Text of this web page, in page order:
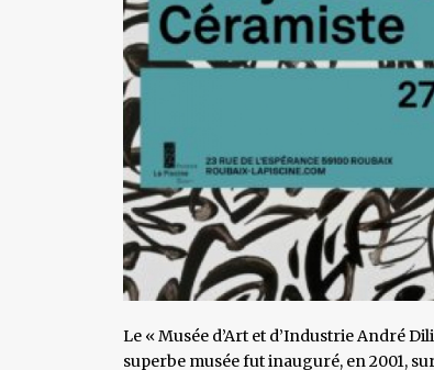
Le « Musée d’Art et d’Industrie André
superbe musée fut inauguré, en 2001,